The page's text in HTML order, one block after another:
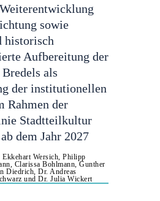
sowie
historisch
Aufbereitung der
als
der institutionellen
Rahmen der
Stadtteilkultur
dem Jahr 2027
Wersich, Philipp
Clarissa Bohlmann, Gunther
Diedrich, Dr. Andreas
und Dr. Julia Wickert